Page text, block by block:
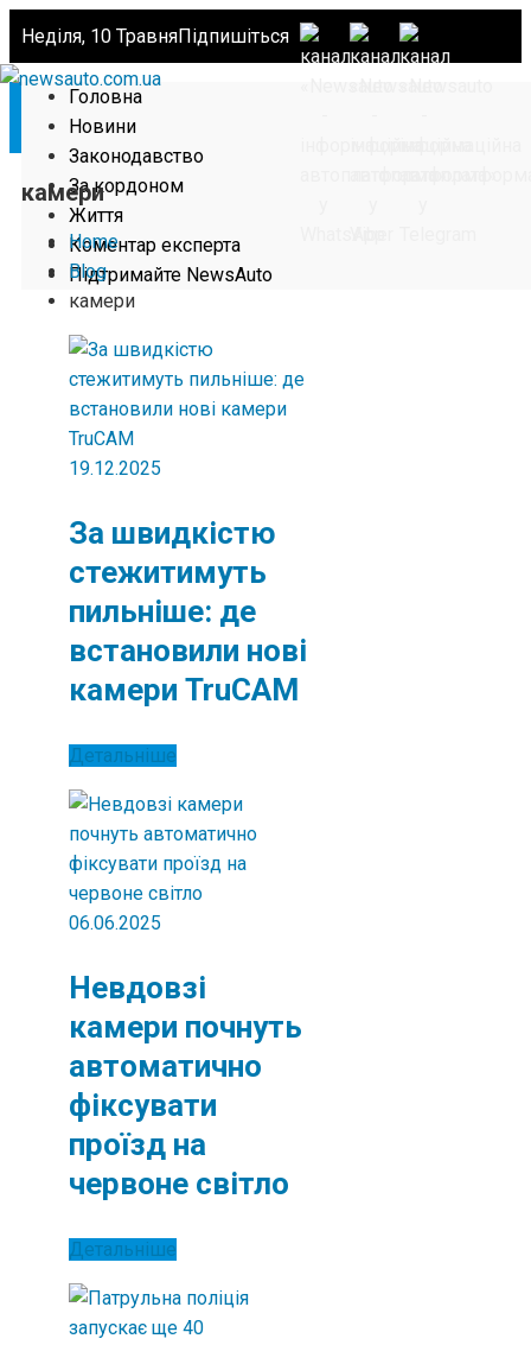
Неділя, 10 ТравняПідпишіться
Головна
Новини
Законодавство
За кордоном
Життя
Коментар експерта
Підтримайте NewsAuto
камери
Home
Blog
камери
19.12.2025
За швидкістю
стежитимуть
пильніше: де
встановили нові
камери TruCAM
Детальніше
06.06.2025
Невдовзі
камери почнуть
автоматично
фіксувати
проїзд на
червоне світло
Детальніше